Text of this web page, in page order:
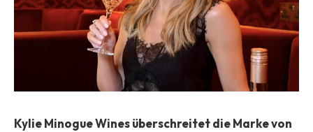
Kylie Minogue Wines überschreitet die Marke von